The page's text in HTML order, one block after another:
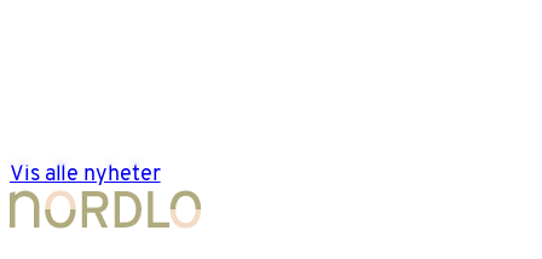
Vis alle nyheter